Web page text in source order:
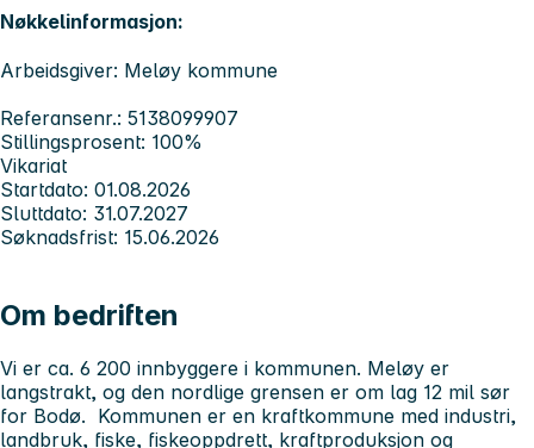
Nøkkelinformasjon:
Arbeidsgiver: Meløy kommune
Referansenr.: 5138099907
Stillingsprosent: 100%
Vikariat
Startdato: 01.08.2026
Sluttdato: 31.07.2027
Søknadsfrist: 15.06.2026
Om bedriften
Vi er ca. 6 200 innbyggere i kommunen. Meløy er
langstrakt, og den nordlige grensen er om lag 12 mil sør
for Bodø. Kommunen er en kraftkommune med industri,
landbruk, fiske, fiskeoppdrett, kraftproduksjon og